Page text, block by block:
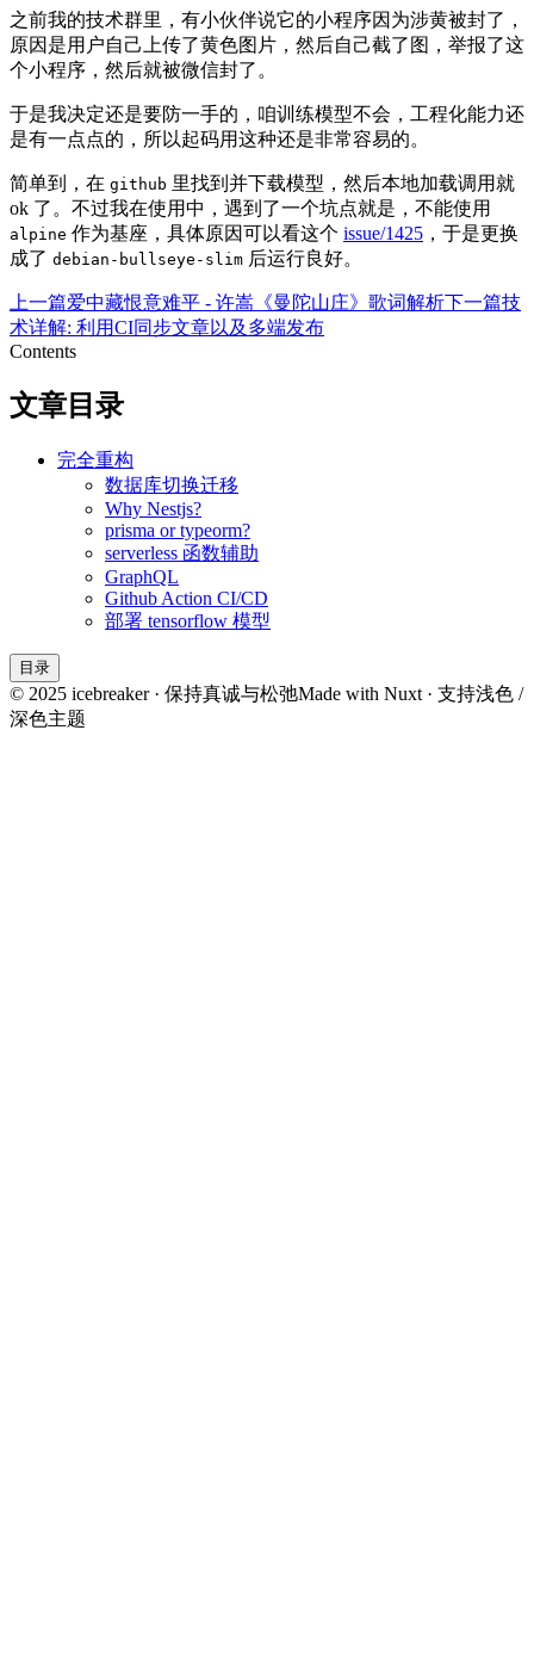
之前我的技术群里，有小伙伴说它的小程序因为涉黄被封了，
原因是用户自己上传了黄色图片，然后自己截了图，举报了这
个小程序，然后就被微信封了。
于是我决定还是要防一手的，咱训练模型不会，工程化能力还
是有一点点的，所以起码用这种还是非常容易的。
简单到，在 github 里找到并下载模型，然后本地加载调用就
ok 了。不过我在使用中，遇到了一个坑点就是，不能使用
alpine 作为基座，具体原因可以看这个 issue/1425 ，于是更换
成了 debian-bullseye-slim 后运行良好。
上一篇爱中藏恨意难平 - 许嵩《曼陀山庄》歌词解析下一篇技
术详解: 利用CI同步文章以及多端发布
Contents
文章目录
完全重构
数据库切换迁移
Why Nestjs?
prisma or typeorm?
serverless 函数辅助
GraphQL
Github Action CI/CD
部署 tensorflow 模型
目录
© 2025 icebreaker · 保持真诚与松弛Made with Nuxt · 支持浅色 /
深色主题